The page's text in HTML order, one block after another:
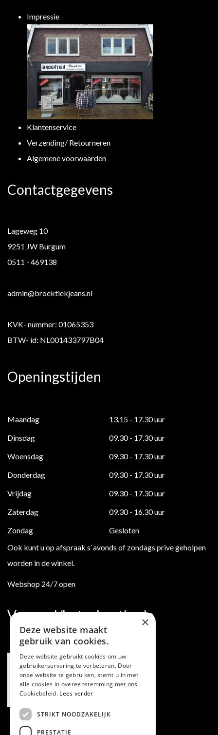
Impressie
Klantenservice
Verzending/ Retourneren
Algemene voorwaarden
Contactgegevens
Lageweg 10
9251 JW Burgum
0511 - 469138
admin@broektiekjeans.nl
KVK- nummer: 01065353
BTW- id: NL001433797B04
Openingstijden
Maandag
13.15 - 17.30 uur
Dinsdag
09.30 - 17.30 uur
Woensdag
09.30 - 17.30 uur
Donderdag
09.30 - 17.30 uur
Vrijdag
09.30 - 17.30 uur
Zaterdag
09.30 - 16.30 uur
Zondag
Gesloten
Ook kunt u op afspraak s`avonds of zondags prive geholpen
worden in de winkel.
Webshop 24/7 open
Verzend/betaalmethode
×
Deze website maakt
gebruik van cookies.
Deze website gebruikt cookies om uw
gebruikerservaring te verbeteren. Door
onze website te gebruiken, stemt u in met
alle cookies in overeenstemming met ons
Cookiebeleid. Lees verder
STRIKT NOODZAKELIJK
PRESTATIE